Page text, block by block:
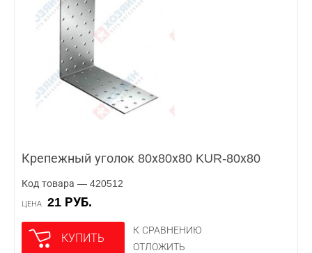
Крепежный уголок 80х80х80 KUR-80х80
Код товара — 420512
ЦЕНА 21 РУБ.
КУПИТЬ
К СРАВНЕНИЮ
ОТЛОЖИТЬ